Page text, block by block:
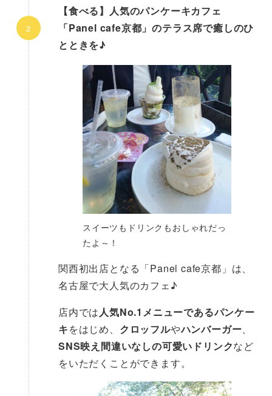
【食べる】人気のパンケーキカフェ
「Panel cafe京都」のテラス席で癒しのひ
とときを♪
スイーツもドリンクもおしゃれだっ
たよ～！
関西初出店となる「Panel cafe京都」は、
名古屋で大人気のカフェ♪
店内では人気No.1メニューであるパンケー
キをはじめ、 クロッフルやハンバーガー、
SNS映え間違いなしの可愛いドリンクなど
をいただくことができます。